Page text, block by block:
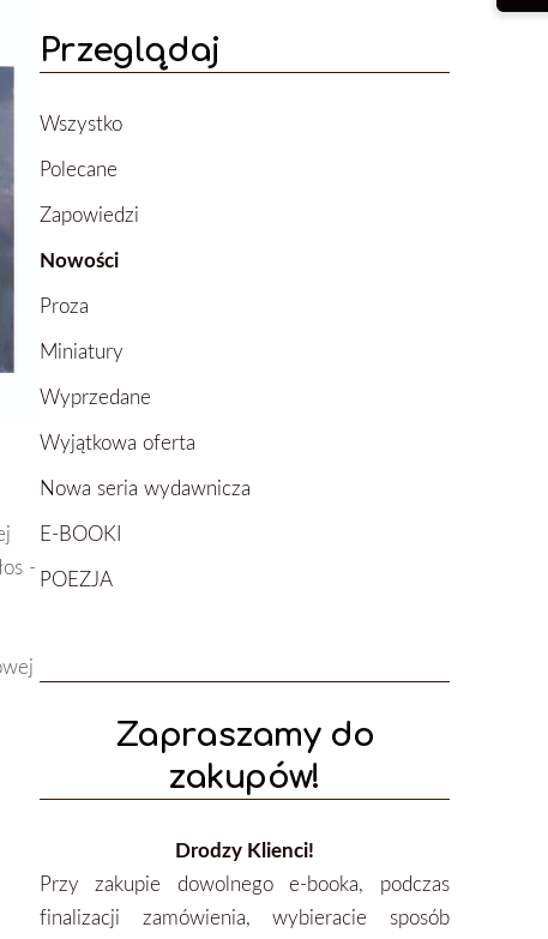
Przeglądaj
Wszystko
Polecane
Zapowiedzi
Nowości
Proza
Miniatury
Wyprzedane
Wyjątkowa oferta
Nowa seria wydawnicza
E-BOOKI
POEZJA
Zapraszamy do
zakupów!
Drodzy Klienci!
Przy zakupie dowolnego e-booka, podczas
finalizacji zamówienia, wybieracie sposób
-